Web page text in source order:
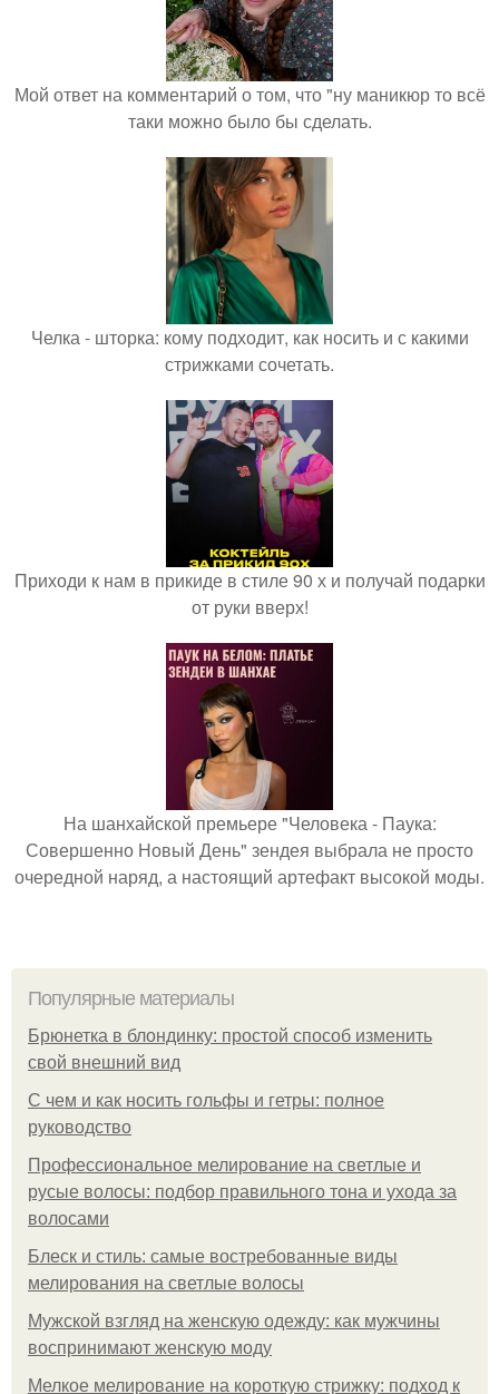
Мой ответ на комментарий о том, что "ну маникюр то всё
таки можно было бы сделать.
Челка - шторка: кому подходит, как носить и с какими
стрижками сочетать.
Приходи к нам в прикиде в стиле 90 х и получай подарки
от руки вверх!
На шанхайской премьере "Человека - Паука:
Совершенно Новый День" зендея выбрала не просто
очередной наряд, а настоящий артефакт высокой моды.
Популярные материалы
Брюнетка в блондинку: простой способ изменить
свой внешний вид
С чем и как носить гольфы и гетры: полное
руководство
Профессиональное мелирование на светлые и
русые волосы: подбор правильного тона и ухода за
волосами
Блеск и стиль: самые востребованные виды
мелирования на светлые волосы
Мужской взгляд на женскую одежду: как мужчины
воспринимают женскую моду
Мелкое мелирование на короткую стрижку: подход к